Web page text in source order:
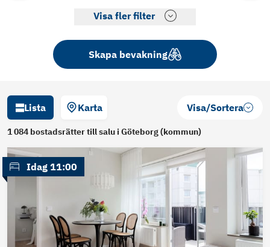
Visa fler filter
Skapa bevakning
Lista Karta Visa/Sortera
1 084 bostadsrättertill salu i Göteborg (kommun)
Idag 11:00